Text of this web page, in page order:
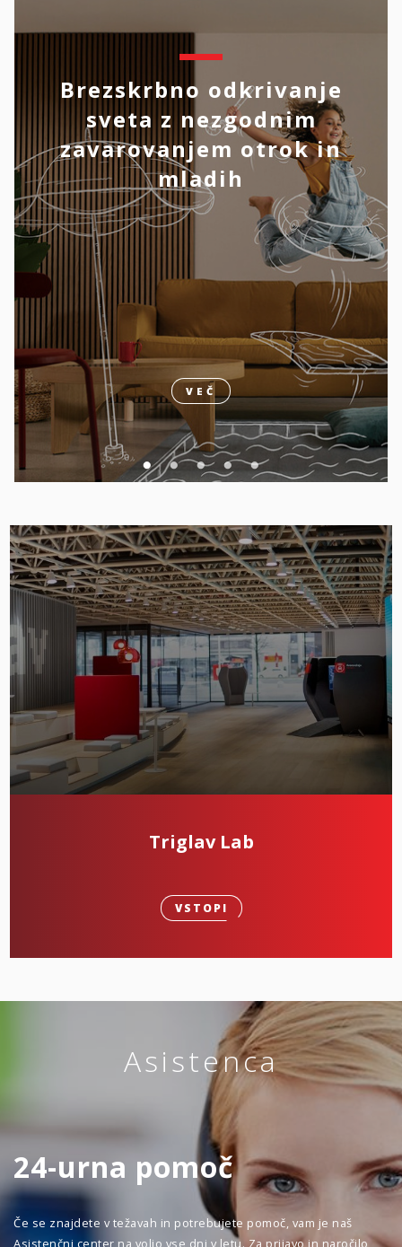
Brezskrbno odkrivanje
sveta z nezgodnim
zavarovanjem otrok in
mladih
VEČ
Triglav Lab
VSTOPI
Asistenca
24-urna pomoč
Če se znajdete v težavah in potrebujete pomoč, vam je naš
Asistenčni center na voljo vse dni v letu. Za prijavo in naročilo